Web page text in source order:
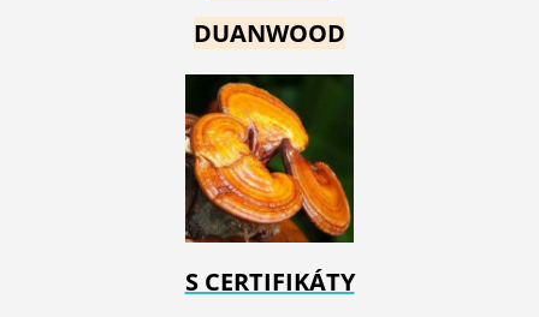
DUANWOOD
S CERTIFIKÁTY